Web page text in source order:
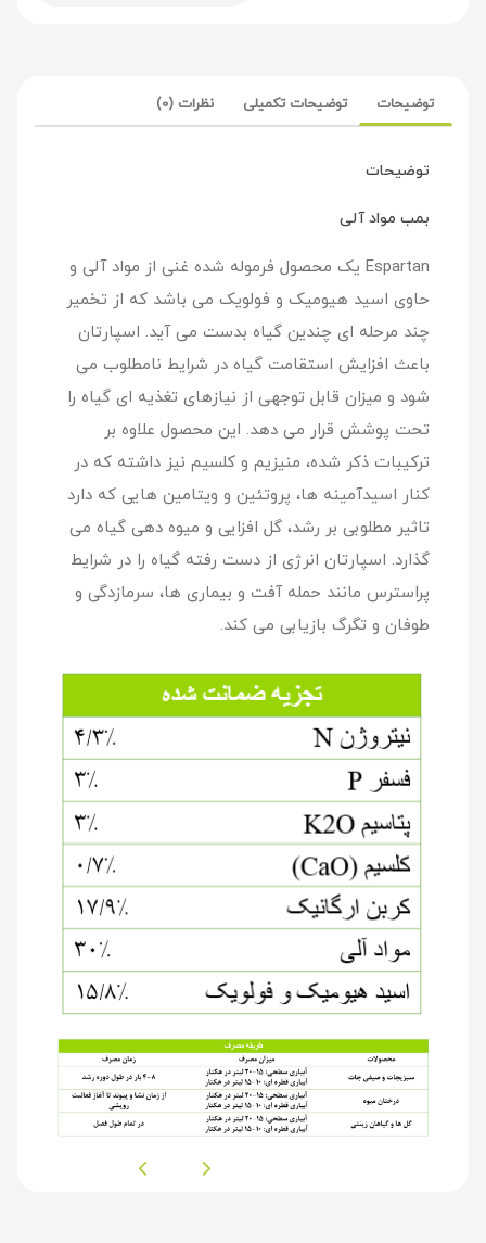
توضیحات توضیحات تکمیلی نظرات (0)
توضیحات
بمب مواد آلی
Espartan یک محصول فرموله شده غنی از مواد آلی و
حاوی اسید هیومیک و فولویک می باشد که از تخمیر
چند مرحله ای چندین گیاه بدست می آید. اسپارتان
باعث افزایش استقامت گیاه در شرایط نامطلوب می
شود و میزان قابل توجهی از نیازهای تغذیه ای گیاه را
تحت پوشش قرار می دهد. این محصول علاوه بر
ترکیبات ذکر شده، منیزیم و کلسیم نیز داشته که در
کنار اسیدآمینه ها، پروتئین و ویتامین هایی که دارد
تاثیر مطلوبی بر رشد، گل افزایی و میوه دهی گیاه می
گذارد. اسپارتان انرژی از دست رفته گیاه را در شرایط
پراسترس مانند حمله آفت و بیماری ها، سرمازدگی و
طوفان و تگرگ بازیابی می کند.